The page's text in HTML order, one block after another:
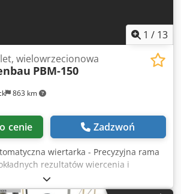
1 / 13
863 km
wielowrzecionowa
PBM-150
cenie Zadzwoń
wiertarka - Precyzyjna rama
rezultatów wiercenia i
- Bezstopniowa regulacja głębokości
powrotem za pomocą